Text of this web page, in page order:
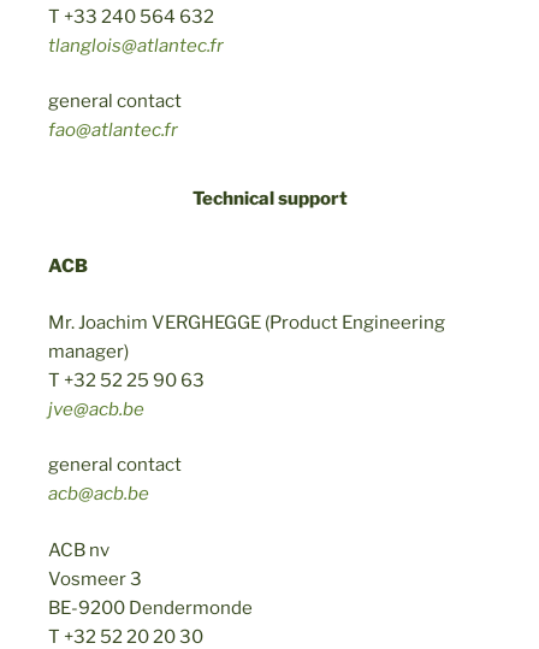
T +33 240 564 632
tlanglois@atlantec.fr
general contact
fao@atlantec.fr
Technical support
ACB
Mr. Joachim VERGHEGGE (Product Engineering
manager)
T +32 52 25 90 63
jve@acb.be
general contact
acb@acb.be
ACB nv
Vosmeer 3
BE-9200 Dendermonde
T +32 52 20 20 30